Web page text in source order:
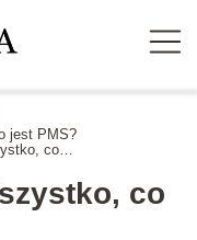
jest PMS?
co
co